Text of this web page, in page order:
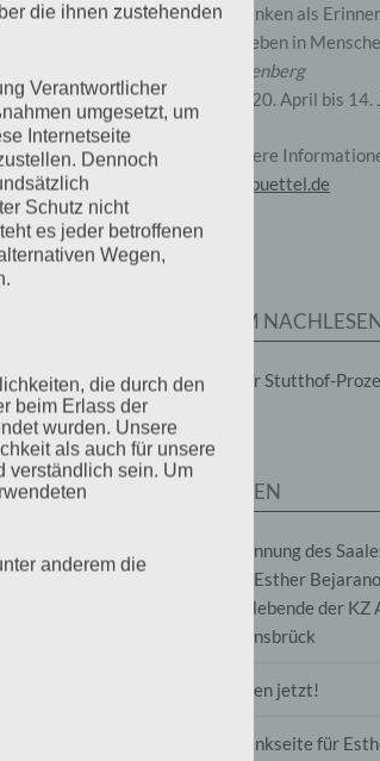
Februar 2010 in
Ausland, über
34
Gedenken als
ein Leben in
Wittenberg
Vom 20. April bis
Weitere
eimsbuettel.de
ZUM
Der Stutthof-
SEITEN
Benennung des
nach Esther
Überlebende der KZ
Ravensbrück
Frieden jetzt!
Gedenkseite für
die ihnen zustehenden
Verantwortlicher
umgesetzt, um
Internetseite
Dennoch
Schutz nicht
es jeder betroffenen
Wegen,
die durch den
beim Erlass der
wurden. Unsere
als auch für unsere
verständlich sein. Um
anderem die